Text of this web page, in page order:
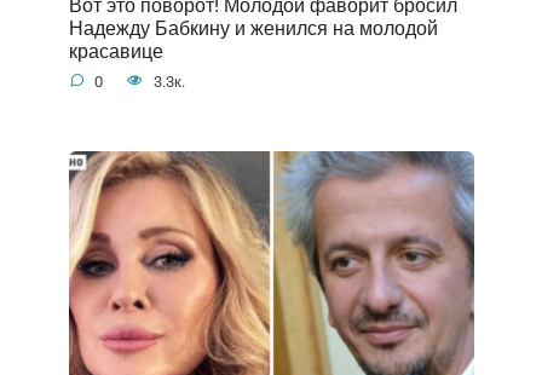
Надежду Бабкину и женился на молодой
красавице
0 3.3к.